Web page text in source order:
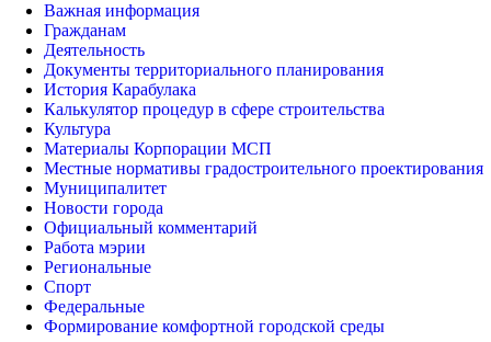
Важная информация
Гражданам
Деятельность
Документы территориального планирования
История Карабулака
Калькулятор процедур в сфере строительства
Культура
Материалы Корпорации МСП
Местные нормативы градостроительного проектирования
Муниципалитет
Новости города
Официальный комментарий
Работа мэрии
Региональные
Спорт
Федеральные
Формирование комфортной городской среды